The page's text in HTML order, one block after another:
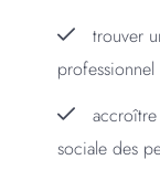
trouver
professionnel
sociale des